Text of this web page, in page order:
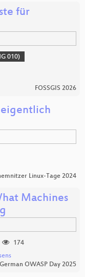
für
010)
FOSSGIS 2026
eigentlich
Linux-Tage 2024
Machines
174
German OWASP Day 2025